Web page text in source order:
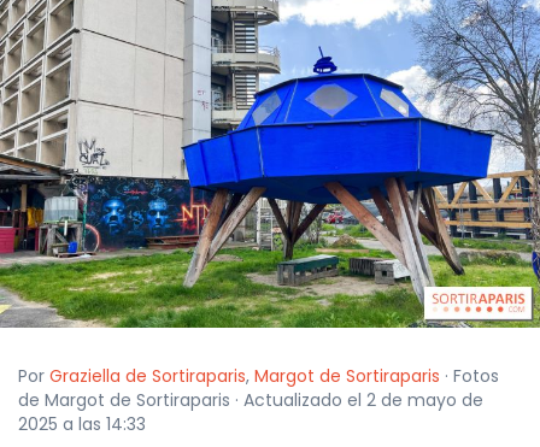
Por Graziella de Sortiraparis, Margot de Sortiraparis · Fotos
de Margot de Sortiraparis · Actualizado el 2 de mayo de
2025 a las 14:33